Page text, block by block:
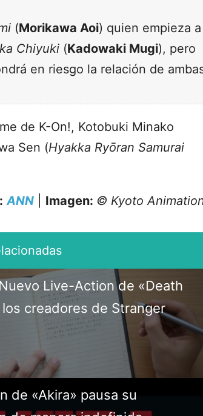
(Morikawa Aoi) quien empieza a
Chiyuki (Kadowaki Mugi), pero
en riesgo la relación de
de K-On!, Kotobuki Minako
Sen (Hyakka Ryōran Samurai
ANN Imagen: © Kyoto
Live-Action de «Death
creadores de Stranger
de «Akira» pausa su